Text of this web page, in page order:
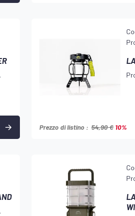
Prezzo di listino : 54,90 € 10%